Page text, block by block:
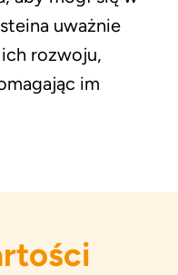
uważnie
rozwoju,
im